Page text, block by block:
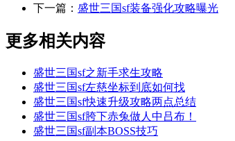
下一篇： 盛世三国sf装备强化攻略曝光
更多相关内容
盛世三国sf之新手求生攻略
盛世三国sf左慈坐标到底如何找
盛世三国sf快速升级攻略两点总结
盛世三国sf胯下赤兔做人中吕布！
盛世三国sf副本BOSS技巧